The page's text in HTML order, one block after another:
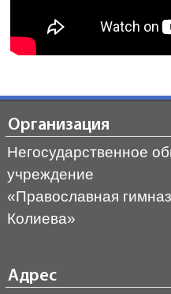
Организация
Негосударственное
учреждение
«Православная
Колиева»
Адрес